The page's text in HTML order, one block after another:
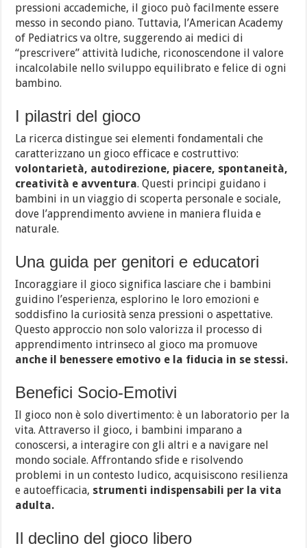
pressioni accademiche, il gioco può facilmente essere
messo in secondo piano. Tuttavia, l’American Academy
of Pediatrics va oltre, suggerendo ai medici di
“prescrivere” attività ludiche, riconoscendone il valore
incalcolabile nello sviluppo equilibrato e felice di ogni
bambino.
I pilastri del gioco
La ricerca distingue sei elementi fondamentali che
caratterizzano un gioco efficace e costruttivo:
volontarietà, autodirezione, piacere, spontaneità,
creatività e avventura. Questi principi guidano i
bambini in un viaggio di scoperta personale e sociale,
dove l’apprendimento avviene in maniera fluida e
naturale.
Una guida per genitori e educatori
Incoraggiare il gioco significa lasciare che i bambini
guidino l’esperienza, esplorino le loro emozioni e
soddisfino la curiosità senza pressioni o aspettative.
Questo approccio non solo valorizza il processo di
apprendimento intrinseco al gioco ma promuove
anche il benessere emotivo e la fiducia in se stessi.
Benefici Socio-Emotivi
Il gioco non è solo divertimento: è un laboratorio per la
vita. Attraverso il gioco, i bambini imparano a
conoscersi, a interagire con gli altri e a navigare nel
mondo sociale. Affrontando sfide e risolvendo
problemi in un contesto ludico, acquisiscono resilienza
e autoefficacia, strumenti indispensabili per la vita
adulta.
Il declino del gioco libero